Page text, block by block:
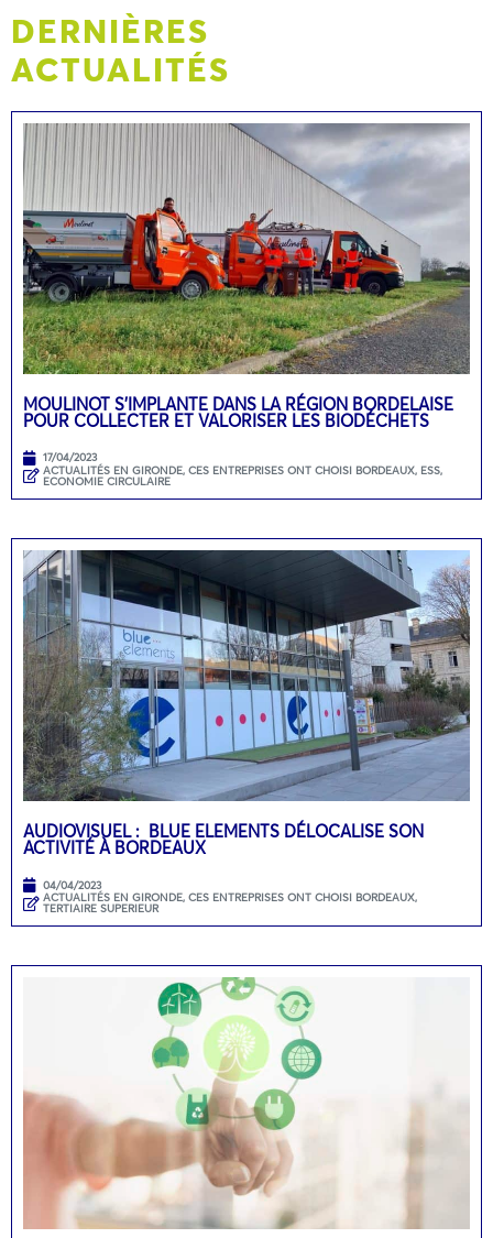
DERNIÈRES
ACTUALITÉS
MOULINOT S’IMPLANTE DANS LA RÉGION BORDELAISE
POUR COLLECTER ET VALORISER LES BIODÉCHETS
17/04/2023
ACTUALITÉS EN GIRONDE, CES ENTREPRISES ONT CHOISI BORDEAUX, ESS,
ECONOMIE CIRCULAIRE
AUDIOVISUEL : BLUE ELEMENTS DÉLOCALISE SON
ACTIVITÉ À BORDEAUX
04/04/2023
ACTUALITÉS EN GIRONDE, CES ENTREPRISES ONT CHOISI BORDEAUX,
TERTIAIRE SUPERIEUR